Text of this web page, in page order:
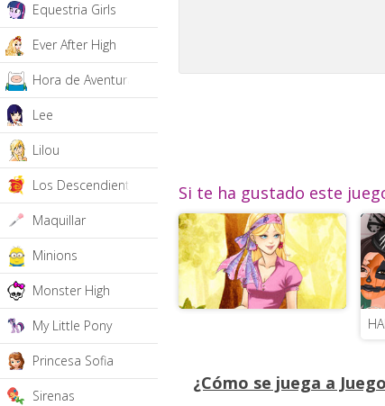
Equestria Girls
Ever After High
Hora de Aventura
Lee
Lilou
Los Descendientes
Maquillar
Minions
Monster High
My Little Pony
Princesa Sofia
Sirenas
Si te ha gustado este
¿Cómo se juega a